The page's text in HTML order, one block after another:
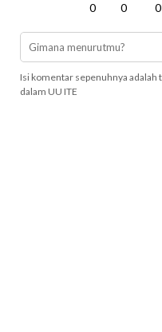
0 0 0
Isi komentar sepenuhnya adalah
dalam UU ITE